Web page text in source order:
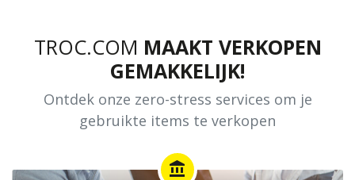
TROC.COM MAAKT VERKOPEN
GEMAKKELIJK!
Ontdek onze zero-stress services om je
gebruikte items te verkopen
account_balance